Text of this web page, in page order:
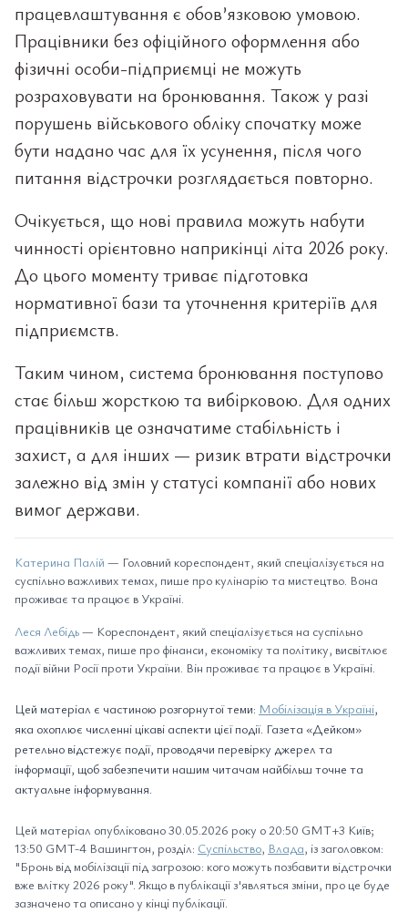
працевлаштування є обов’язковою умовою.
Працівники без офіційного оформлення або
фізичні особи-підприємці не можуть
розраховувати на бронювання. Також у разі
порушень військового обліку спочатку може
бути надано час для їх усунення, після чого
питання відстрочки розглядається повторно.
Очікується, що нові правила можуть набути
чинності орієнтовно наприкінці літа 2026 року.
До цього моменту триває підготовка
нормативної бази та уточнення критеріїв для
підприємств.
Таким чином, система бронювання поступово
стає більш жорсткою та вибірковою. Для одних
працівників це означатиме стабільність і
захист, а для інших — ризик втрати відстрочки
залежно від змін у статусі компанії або нових
вимог держави.
Катерина Палій — Головний кореспондент, який спеціалізується на
суспільно важливих темах, пише про кулінарію та мистецтво. Вона
проживає та працює в Україні.
Леся Лебідь— Кореспондент, який спеціалізується на суспільно
важливих темах, пише про фінанси, економіку та політику, висвітлює
події війни Росії проти України. Він проживає та працює в Україні.
Цей матеріал є частиною розгорнутої теми: Мобілізація в Україні,
яка охоплює численні цікаві аспекти цієї події. Газета «Дейком»
ретельно відстежує події, проводячи перевірку джерел та
інформації, щоб забезпечити нашим читачам найбільш точне та
актуальне інформування.
Цей матеріал опубліковано 30.05.2026 року о 20:50 GMT+3 Київ;
13:50 GMT-4 Вашингтон, розділ: Суспільство, Влада, із заголовком:
"Бронь від мобілізації під загрозою: кого можуть позбавити відстрочки
вже влітку 2026 року". Якщо в публікації з'являться зміни, про це буде
зазначено та описано у кінці публікації.